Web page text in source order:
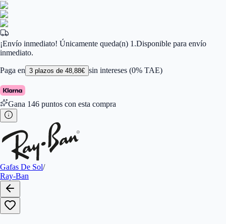
Género:Mujer
Largo de la Varilla (mm)
135
Tipo de Cristales:Polarizados
¡Envío inmediato! Únicamente queda(n) 1.Disponible para envío
inmediato.
Paga en 3 plazos de 48,88€ sin intereses (0% TAE)
Gana 146 puntos con esta compra
Gafas De Sol/
Ray-Ban